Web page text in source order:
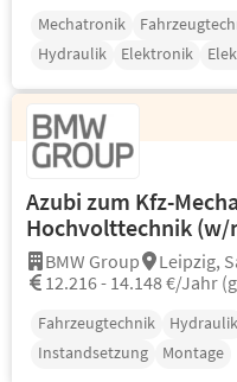
Mechatronik
Hydraulik
Elektronik
Azubi zum Kfz-
Hochvolttechnik (w/
BMW Group Leipzig,
12.216 - 14.148 €/Jahr
Fahrzeugtechnik Hydraulik
Instandsetzung
Montage